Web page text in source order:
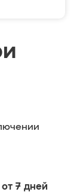
от 7 дней